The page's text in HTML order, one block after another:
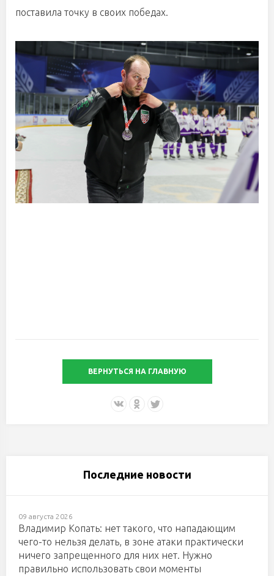
поставила точку в своих победах.
ВЕРНУТЬСЯ НА ГЛАВНУЮ
Последние новости
09 августа 2026
Владимир Копать: нет такого, что нападающим
чего-то нельзя делать, в зоне атаки практически
ничего запрещенного для них нет. Нужно
правильно использовать свои моменты